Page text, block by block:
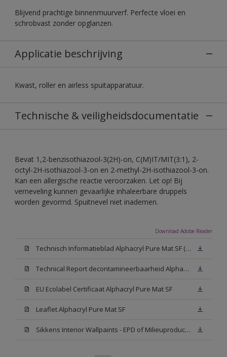
Blijvend prachtige binnenmuurverf. Perfecte vloei en
schrobvast zonder opglanzen.
Applicatie beschrijving
Kwast, roller en airless spuitapparatuur.
Technische & veiligheidsdocumentatie
Bevat 1,2-benzisothiazool-3(2H)-on, C(M)IT/MIT(3:1), 2-
octyl-2H-isothiazool-3-on en 2-methyl-2H-isothiazool-3-on.
Kan een allergische reactie veroorzaken. Let op! Bij
verneveling kunnen gevaarlijke inhaleerbare druppels
worden gevormd. Spuitnevel niet inademen.
Download Adobe Reader
Technisch Informatieblad Alphacryl Pure Mat SF (New Livery) (PDF)
Technical Report decontamineerbaarheid Alphacryl Pure Mat SF
EU Ecolabel Certificaat Alphacryl Pure Mat SF
Leaflet Alphacryl Pure Mat SF
Sikkens Interior Wallpaints - EPD of Milieuproductverklaring